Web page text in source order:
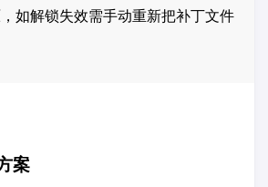
如解锁失效需手动重新把补丁文件
案